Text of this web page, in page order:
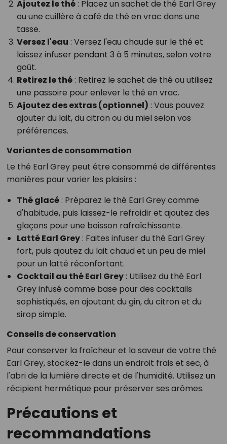
Ajoutez le thé: Placez un sachet de thé Earl Grey
ou une cuillère à café de thé en vrac dans une
tasse.
Versez l'eau : Versez l'eau chaude sur le thé et
laissez infuser pendant 3 à 5 minutes, selon votre
goût.
Retirez le thé: Retirez le sachet de thé ou utilisez
une passoire pour enlever le thé en vrac.
Ajoutez des extras (optionnel) : Vous pouvez
ajouter du lait, du citron ou du miel selon vos
préférences.
Variantes de consommation
Le thé Earl Grey peut être consommé de différentes
manières pour varier les plaisirs :
Thé glacé: Préparez le thé Earl Grey comme
d'habitude, puis laissez-le refroidir et ajoutez des
glaçons pour une boisson rafraîchissante.
Latté Earl Grey: Faites infuser du thé Earl Grey
fort, puis ajoutez du lait chaud et un peu de miel
pour un latté réconfortant.
Cocktail au thé Earl Grey: Utilisez du thé Earl
Grey infusé comme base pour des cocktails
sophistiqués, en ajoutant du gin, du citron et du
sirop simple.
Conseils de conservation
Pour conserver la fraîcheur et la saveur de votre thé
Earl Grey, stockez-le dans un endroit frais et sec, à
l'abri de la lumière directe et de l'humidité. Utilisez un
récipient hermétique pour préserver ses arômes.
Précautions et
recommandations